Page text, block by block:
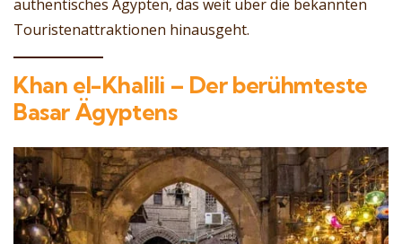
authentisches Ägypten, das weit über die bekannten
Touristenattraktionen hinausgeht.
Khan el-Khalili – Der berühmteste
Basar Ägyptens